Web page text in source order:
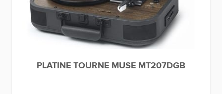
PLATINE TOURNE MUSE MT207DGB